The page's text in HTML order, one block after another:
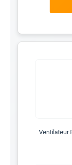
Ventilateur